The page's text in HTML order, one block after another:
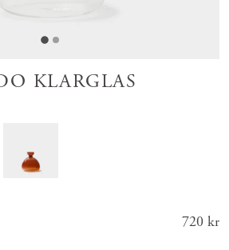
KLARGLAS
Pris :
720 kr